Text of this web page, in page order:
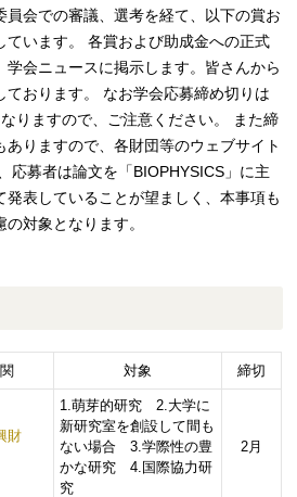
員会での審議、選考を経て、以下の賞お
ています。 各賞および助成金への正式
学会ニュースに掲示します。皆さんから
ております。 なお学会応募締め切りは
りますので、ご注意ください。 また締
りますので、各財団等のウェブサイト
応募者は論文を「BIOPHYSICS」に主
発表していることが望ましく、本事項も
対象となります。
対象 締切
財
1.萌芽的研究 2.大学に
新研究室を創設して間も
ない場合 3.学際性の豊
かな研究 4.国際協力研
究
2月